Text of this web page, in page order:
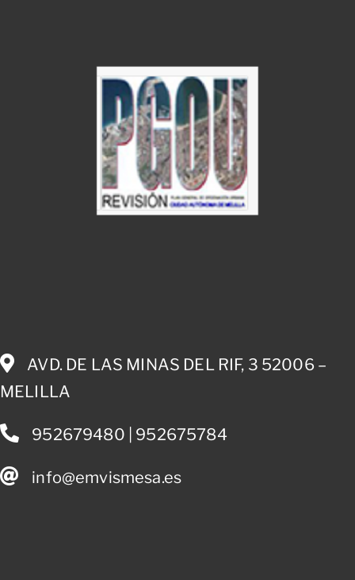
AVD. DE LAS MINAS DEL RIF, 3 52006 –
MELILLA
952679480 | 952675784
info@emvismesa.es